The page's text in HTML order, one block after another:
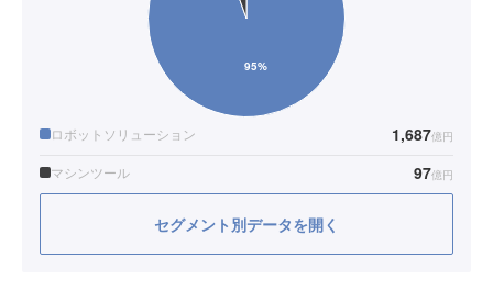
ロボットソリューション 1,687億円
マシンツール 97億円
セグメント別データを開く